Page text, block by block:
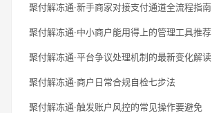
聚付解冻通·新手商家对接支付通道全流程指南
聚付解冻通·中小商户能用得上的管理工具推荐
聚付解冻通·平台争议处理机制的最新变化解读
聚付解冻通·商户日常合规自检七步法
聚付解冻通·触发账户风控的常见操作要避免